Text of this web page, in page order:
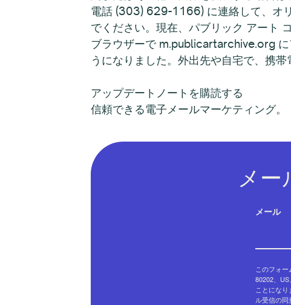
電話 (303) 629-1166) に連絡して、オ
でください。現在、パブリック アート
ブラウザーで m.publicartarchive.org
うになりました。外出先や自宅で、携
アップデートノートを購読する
信頼できる電子メールマーケティング。
メ
メール
このフォ
80202、
ことにな
ル受信の同